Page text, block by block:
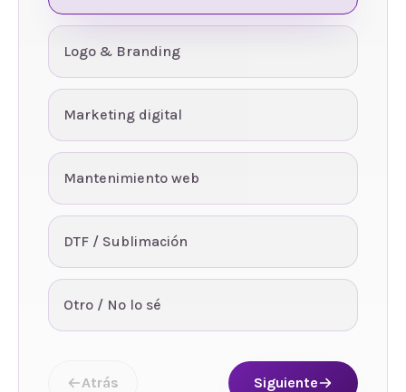
Logo & Branding
Marketing digital
Mantenimiento web
DTF / Sublimación
Otro / No lo sé
Atrás Siguiente